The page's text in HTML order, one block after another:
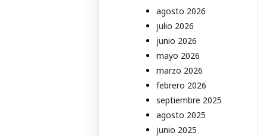
agosto 2026
julio 2026
junio 2026
mayo 2026
marzo 2026
febrero 2026
septiembre 2025
agosto 2025
junio 2025